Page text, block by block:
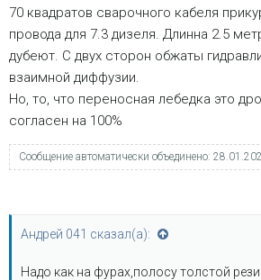
70 квадратов сварочного кабеля
провода для 7.3 дизеля. Длинна 2.5
дубеют. С двух сторон обжаты
взаимной диффузии.
Но, то, что переносная лебедка это
согласен на 100%
Сообщение автоматически объединено:
Андрей 041 сказал(а):
Надо как на фурах,полосу толстой